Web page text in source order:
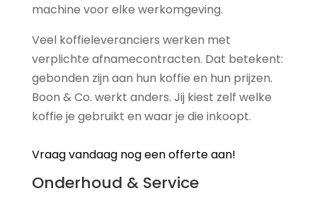
machine voor elke werkomgeving.
Veel koffieleveranciers werken met
verplichte afnamecontracten. Dat betekent:
gebonden zijn aan hun koffie en hun prijzen.
Boon & Co. werkt anders. Jij kiest zelf welke
koffie je gebruikt en waar je die inkoopt.
Vraag vandaag nog een offerte aan!
Onderhoud & Service